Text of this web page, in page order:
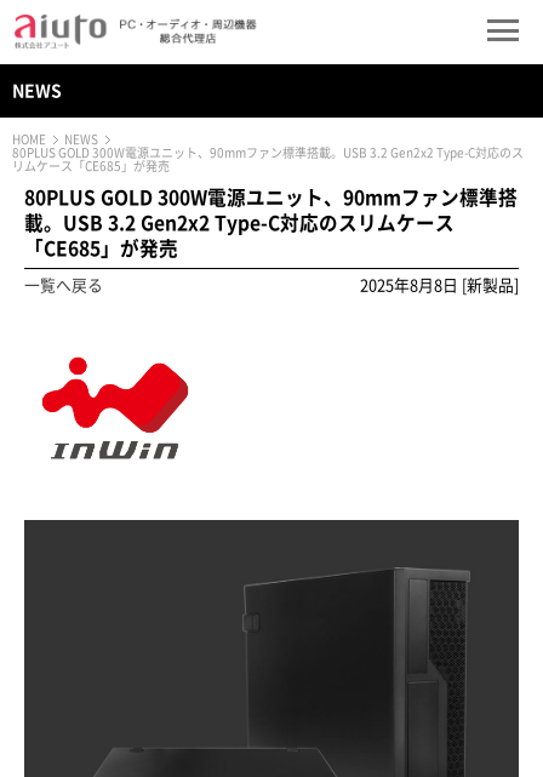
NEWS
HOME
NEWS
80PLUS GOLD 300W電源ユニット、90mmファン標準搭載。USB 3.2 Gen2x2 Type-C対応のス
リムケース「CE685」が発売
80PLUS GOLD 300W電源ユニット、90mmファン標準搭
載。USB 3.2 Gen2x2 Type-C対応のスリムケース
「CE685」が発売
一覧へ戻る 2025年8月8日 [新製品]